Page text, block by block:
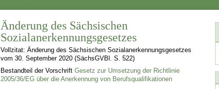
Änderung des Sächsischen
Sozialanerkennungsgesetzes
Vollzitat: Änderung des Sächsischen Sozialanerkennungsgesetzes
vom 30. September 2020 (SächsGVBl. S. 522)
Bestandteil der VorschriftGesetz zur Umsetzung der Richtlinie
2005/36/EG über die Anerkennung von Berufsqualifikationen